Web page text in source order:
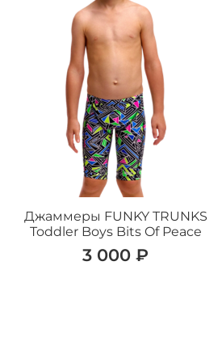
Джаммеры FUNKY TRUNKS
Toddler Boys Bits Of Peace
3 000 ₽